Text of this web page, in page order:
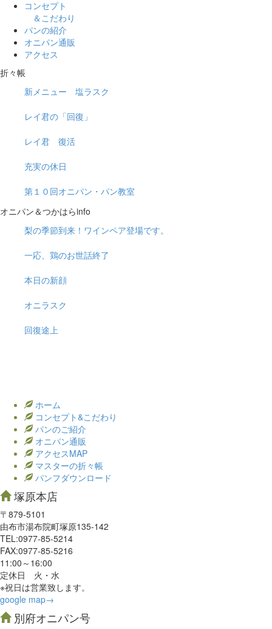
コンセプト
＆こだわり
パンの紹介
オニパン通販
アクセス
折々帳
新メニュー 塩ラスク
レイ君の「回復」
レイ君 復活
充実の休日
第１０回オニパン・パン教室
オニパン＆つかはらinfo
梨の季節到来！ワインペア登場です。
一応、鶏のお世話終了
本日の新顔
オニラスク
回復途上
ホーム
コンセプト&こだわり
パンのご紹介
オニパン通販
アクセスMAP
マスターの折々帳
パンフダウンロード
塚原本店
〒879-5101
由布市湯布院町塚原135-142
TEL:0977‐85-5214
FAX:0977‐85-5216
11:00～16:00
定休日 火・水
※祝日は営業致します。
google map→
別府オニパン号